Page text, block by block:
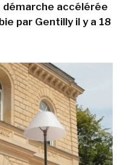
démarche accélérée
par Gentilly il y a 18